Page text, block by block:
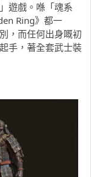
遊戲。喺「魂系
Ring》都一
，而任何出身嘅初
手，著全套武士裝